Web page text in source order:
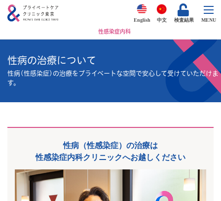
English 中文 検査結果 MENU
性感染症内科
性病の治療について
性病(性感染症)の治療をプライベートな空間で安心して受けていただけま
す。
性病（性感染症）の治療は
性感染症内科クリニックへお越しください